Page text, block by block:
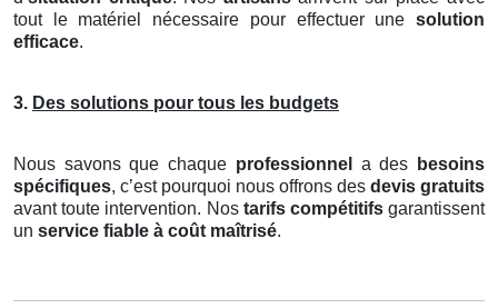
tout le matériel nécessaire pour effectuer une solution
efficace.
3. Des solutions pour tous les budgets
Nous savons que chaque professionnel a des
besoins
spécifiques, c’est pourquoi nous offrons des devis gratuits
avant toute intervention. Nos tarifs compétitifsgarantissent
un service fiable à coût maîtrisé.